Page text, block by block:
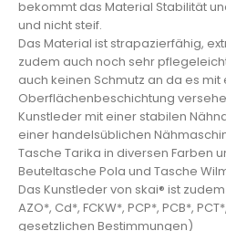
bekommt das Material Stabilität
und nicht steif.
Das Material ist strapazierfähig,
zudem auch noch sehr
auch keinen Schmutz an da es mit
Oberflächenbeschichtung
Kunstleder mit einer stabilen
einer handelsüblichen
Tasche Tarika in diversen Farben
Beuteltasche Pola und Tasche
Das Kunstleder von skai® ist
AZO*, Cd*, FCKW*, PCP*, PCB*,
gesetzlichen Bestimmungen)